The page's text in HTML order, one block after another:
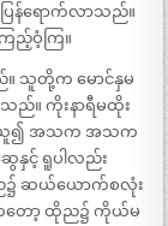
ြန်ရောက်လာသည်။
ည့်ဝံ့ကြ။
။ သူတို့က မောင်နှမ
ည်။ ကိုးနာရီမထိုး
၍ အသက အသက
နှင့် ရူပါလည်း
ဆယ်ယောက်စလုံး
းကတော့ ထိုည၌ ကိုယ်မ